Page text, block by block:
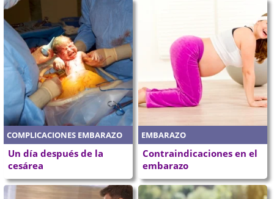
COMPLICACIONES EMBARAZO
Un día después de la
cesárea
EMBARAZO
Contraindicaciones en el
embarazo